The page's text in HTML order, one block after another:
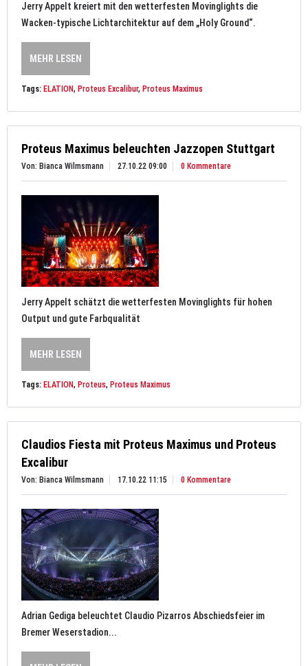
Jerry Appelt kreiert mit den wetterfesten Movinglights die
Wacken-typische Lichtarchitektur auf dem „Holy Ground“.
MEHR LESEN
Tags: ELATION, Proteus Excalibur, Proteus Maximus
Proteus Maximus beleuchten Jazzopen Stuttgart
Von: Bianca Wilmsmann 27.10.22 09:00 0 Kommentare
Jerry Appelt schätzt die wetterfesten Movinglights für hohen
Output und gute Farbqualität
MEHR LESEN
Tags: ELATION, Proteus, Proteus Maximus
Claudios Fiesta mit Proteus Maximus und Proteus
Excalibur
Von: Bianca Wilmsmann 17.10.22 11:15 0 Kommentare
Adrian Gediga beleuchtet Claudio Pizarros Abschiedsfeier im
Bremer Weserstadion...